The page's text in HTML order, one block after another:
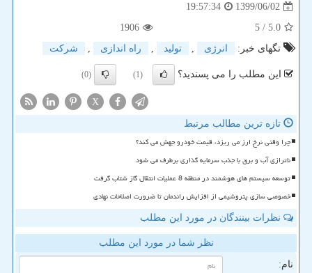
1399/06/02
19:57:34
5.0
/ 5
1906
تگهای خبر:
انرژی , تولید , راه اندازی , شركت
این مطلب را می پسندید؟ (1)
(0)
X
تازه ترین مطالب مرتبط
چرا وقتی نرخ ارز می ریزد، قیمت خودرو جهش می کند؟
ناترازی آب و برق با جذب سرمایه گذاری برطرف می شود
توسعه سیستم های هوشمند در منطقه 8 عملیات انتقال گاز شتاب گرفت
خصوصی سازی پتروشیمی از افزایش راندمان تا ضرورت اصلاحات نهادی
نظرات بینندگان در مورد این مطلب
نظر شما در مورد این مطلب
نام: